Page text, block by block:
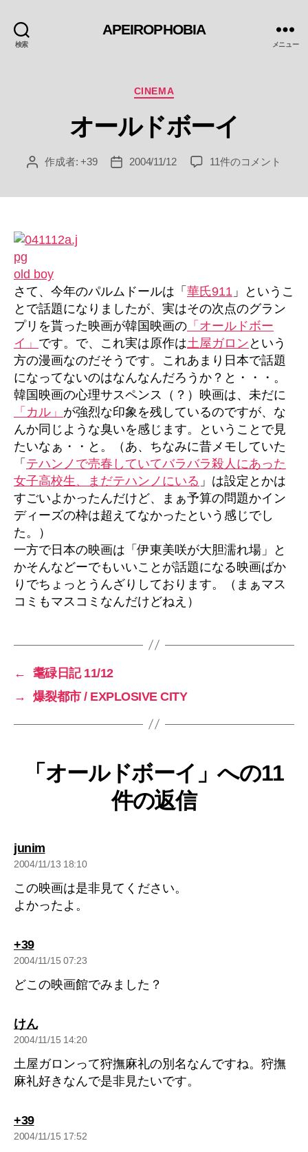
検索
APEIROPHOBIA
メニュー
カ
ゴ
リ
CINEMA
オールドボーイ
投
作成者:+39
投
2004/11/12
オ
11件のコメント
old boy
さて、今年のパルムドールは「 華氏911 」というこ
とで話題になりましたが、実はその次点のグラン
プリを貰った映画が韓国映画の 「オールドボー
イ」 です。で、これ実は原作は土屋ガロン という
方の漫画なのだそうです。これあまり日本で話題
になってないのはなんなんだろうか？と・・・。
韓国映画の心理サスペンス（？）映画は、未だに
「カル」 が強烈な印象を残しているのですが、な
んか同じような臭いを感じます。ということで見
たいなぁ・・と。（あ、ちなみに昔メモしていた
「 テハンノで売春していてバラバラ殺人にあった
女子高校生、まだテハンノにいる 」は設定とかは
すごいよかったんだけど、まぁ予算の問題かイン
ディーズの枠は超えてなかったという感じでし
た。）
一方で日本の映画は「伊東美咲が大胆濡れ場」と
かそんなどーでもいいことが話題になる映画ばか
りでちょっとうんざりしております。（まぁマス
コミもマスコミなんだけどねえ）
←
耄碌日記 11/12
→
爆裂都市 / EXPLOSIVE CITY
「オールドボーイ」への11
件の返信
junimの
発
2004/11/13 18:10
この映画は是非見てください。
よかったよ。
+39の
発
2004/11/15 07:23
どこの映画館でみました？
けんの
発
2004/11/15 14:20
土屋ガロンって狩撫麻礼の別名なんですね。狩撫
麻礼好きなんで是非見たいです。
+39の
発
2004/11/15 17:52